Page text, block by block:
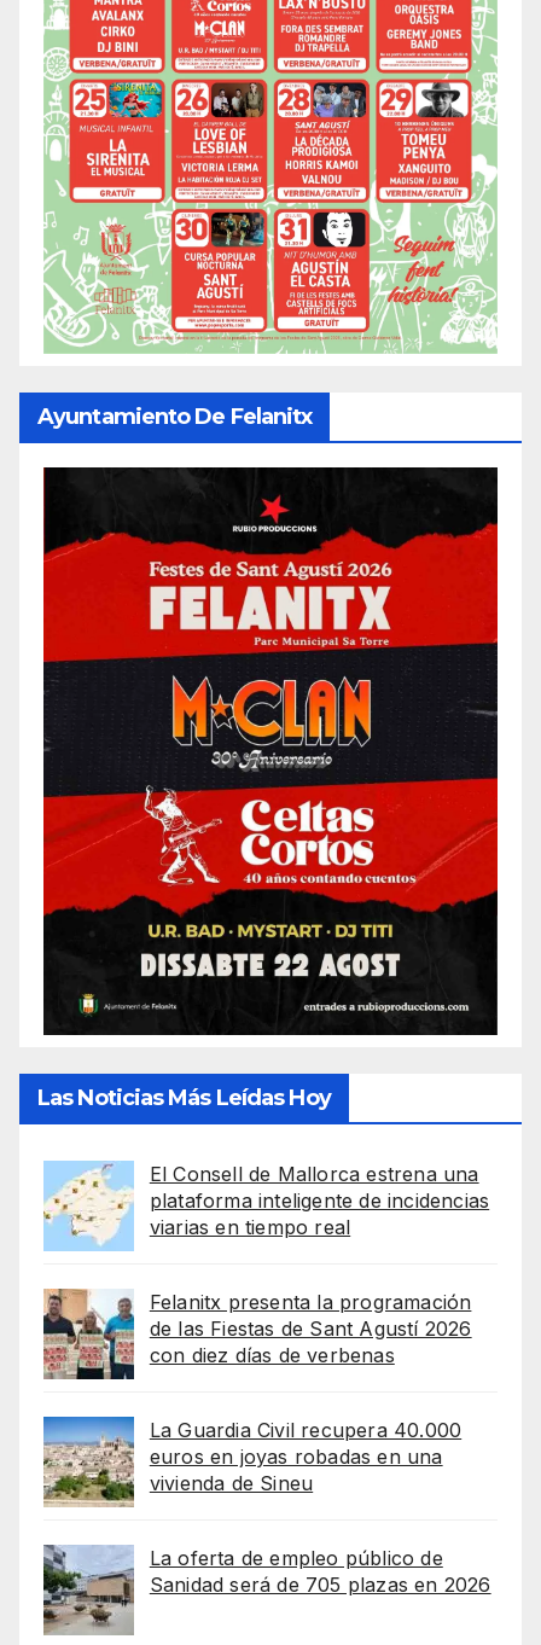
Ayuntamiento De Felanitx
Las Noticias Más Leídas Hoy
El Consell de Mallorca estrena una
plataforma inteligente de incidencias
viarias en tiempo real
Felanitx presenta la programación
de las Fiestas de Sant Agustí 2026
con diez días de verbenas
La Guardia Civil recupera 40.000
euros en joyas robadas en una
vivienda de Sineu
La oferta de empleo público de
Sanidad será de 705 plazas en 2026